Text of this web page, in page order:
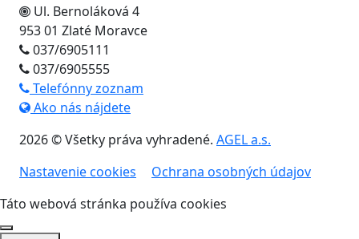
Ul. Bernoláková 4
953 01 Zlaté Moravce
037/6905111
037/6905555
Telefónny zoznam
Ako nás nájdete
2026 © Všetky práva vyhradené. AGEL a.s.
Nastavenie cookies
Ochrana osobných údajov
Táto webová stránka používa cookies